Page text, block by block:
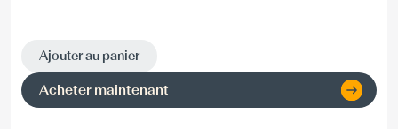
Ajouter au panier
Acheter maintenant